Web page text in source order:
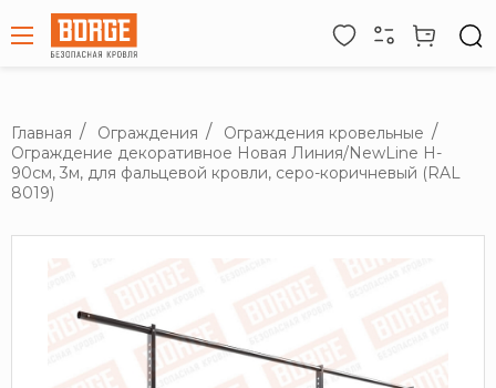
Главная Ограждения
Ограждения кровельные
Ограждение декоративное Новая Линия/NewLine H-
90см, 3м, для фальцевой кровли, серо-коричневый (RAL
8019)